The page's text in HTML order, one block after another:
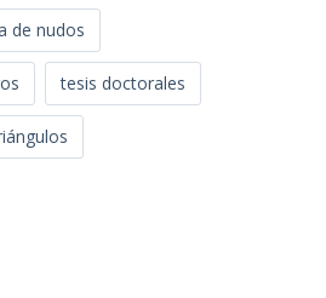
de nudos
tesis doctorales